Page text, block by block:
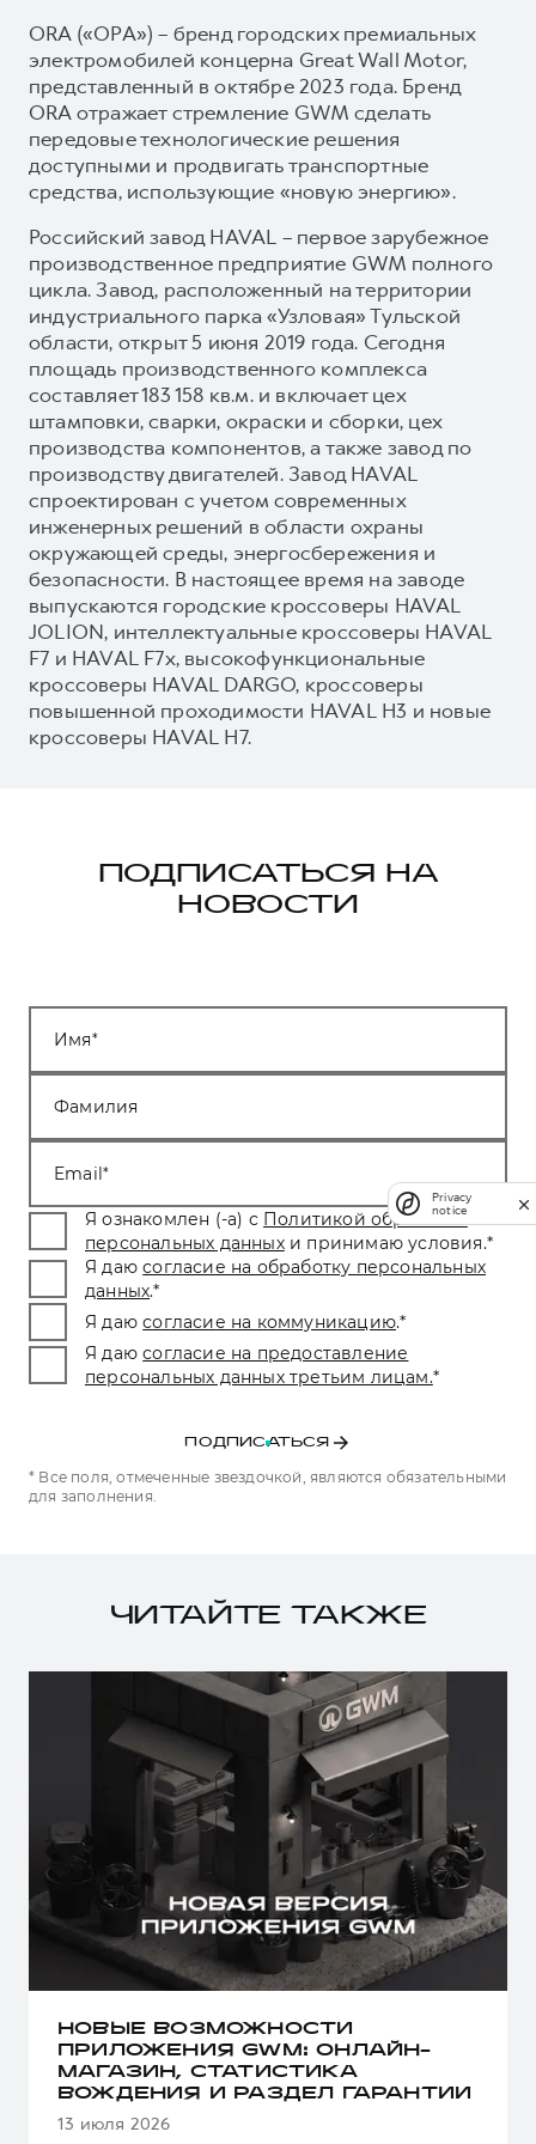
ORA («ОРА») – бренд городских премиальных
электромобилей концерна Great Wall Motor,
представленный в октябре 2023 года. Бренд
ORA отражает стремление GWM сделать
передовые технологические решения
доступными и продвигать транспортные
средства, использующие «новую энергию».
Российский завод HAVAL – первое зарубежное
производственное предприятие GWM полного
цикла. Завод, расположенный на территории
индустриального парка «Узловая» Тульской
области, открыт 5 июня 2019 года. Сегодня
площадь производственного комплекса
составляет 183 158 кв.м. и включает цех
штамповки, сварки, окраски и сборки, цех
производства компонентов, а также завод по
производству двигателей. Завод HAVAL
спроектирован с учетом современных
инженерных решений в области охраны
окружающей среды, энергосбережения и
безопасности. В настоящее время на заводе
выпускаются городские кроссоверы HAVAL
JOLION, интеллектуальные кроссоверы HAVAL
F7 и HAVAL F7x, высокофункциональные
кроссоверы HAVAL DARGO, кроссоверы
повышенной проходимости HAVAL H3 и новые
кроссоверы HAVAL H7.
ПОДПИСАТЬСЯ НА
НОВОСТИ
Имя
Фамилия
Email
Я ознакомлен (-а) с Политикой обработки
персональных данных и принимаю условия.*
Я даю согласие на обработку персональных
данных.*
Я даю согласие на коммуникацию.*
Я даю согласие на предоставление
персональных данных третьим лицам.*
ПОДПИСАТЬСЯ
* Все поля, отмеченные звездочкой, являются обязательными
для заполнения.
ЧИТАЙТЕ ТАКЖЕ
НОВЫЕ ВОЗМОЖНОСТИ
ПРИЛОЖЕНИЯ GWM: ОНЛАЙН-
МАГАЗИН, СТАТИСТИКА
ВОЖДЕНИЯ И РАЗДЕЛ ГАРАНТИИ
13 июля 2026
Privacy
notice